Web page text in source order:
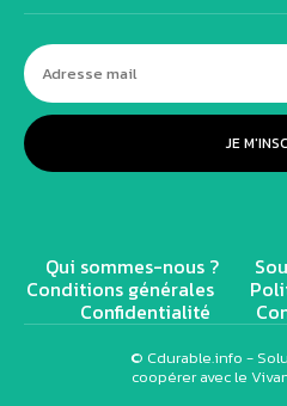
JE
Qui sommes-nous ?
Conditions générales
Confidentialité
© Cdurable.info -
coopérer avec le